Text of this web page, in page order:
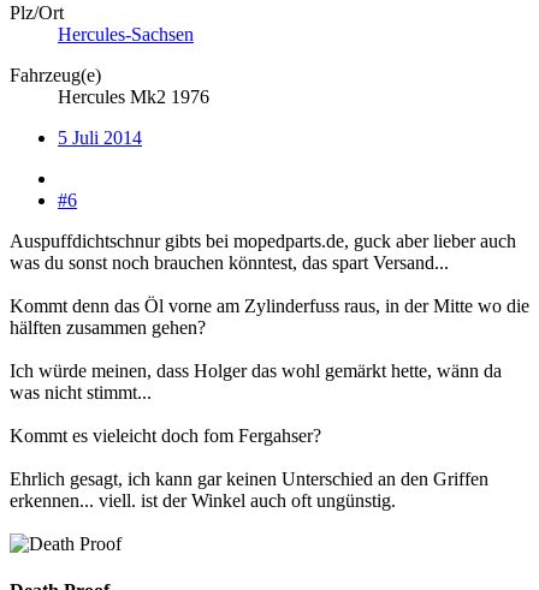
Plz/Ort
Hercules-Sachsen
Fahrzeug(e)
Hercules Mk2 1976
5 Juli 2014
#6
Auspuffdichtschnur gibts bei mopedparts.de, guck aber lieber auch
was du sonst noch brauchen könntest, das spart Versand...
Kommt denn das Öl vorne am Zylinderfuss raus, in der Mitte wo die
hälften zusammen gehen?
Ich würde meinen, dass Holger das wohl gemärkt hette, wänn da
was nicht stimmt...
Kommt es vieleicht doch fom Fergahser?
Ehrlich gesagt, ich kann gar keinen Unterschied an den Griffen
erkennen... viell. ist der Winkel auch oft ungünstig.